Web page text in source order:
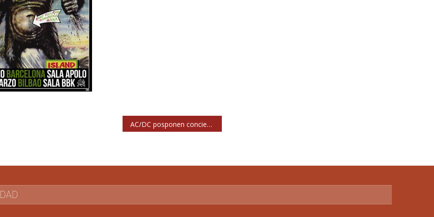
AC/DC posponen conciertos por problemas auditivos de Brian Johnson